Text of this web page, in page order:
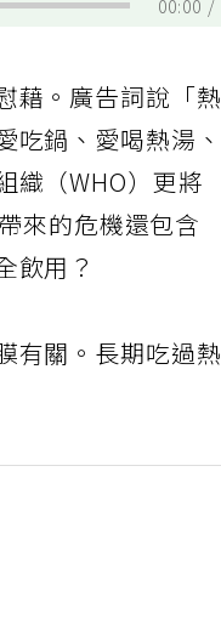
00:00
藉。廣告詞說「熱
吃鍋、愛喝熱湯、
織（WHO）更將
來的危機還包含
飲用？
有關。長期吃過熱